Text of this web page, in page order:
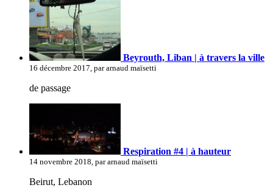
Beyrouth, Liban | à travers la ville
16 décembre 2017, par arnaud maïsetti
de passage
Respiration #4 | à hauteur
14 novembre 2018, par arnaud maïsetti
Beirut, Lebanon